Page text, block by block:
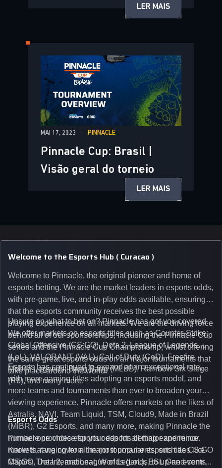
LER MAIS
MAI 17, 2023 PINNACLE
Pinnacle Cup: Brasil |
Visão geral do torneio
LER MAIS
Welcome to the Esports Hub ( Curacao )
Welcome to Pinnacle, the original pioneer and home of
esports betting. We are the market leaders in esports odds,
with pre-game, live, and in-play odds available, ensuring
that the esports community receives the best possible
playing experience on all markets. We are the driving force
behind all of our sponsorships, including the Pinnacle Cup
series and the Pinnacle Cup Championship, whilst offering
the same great esports odds on all major tournaments that
take place around the world.
Unsure on what to bet on? Pinnacle has got you covered.
We offer markets on esports titles such as Counter-Strike:
Global Offensive (CS:GO), Dota 2, League of Legends
(LoL), VALORANT (VAL), Call of Duty (CoD), Freefire,
Mobile Legends: Bang Bang (MLBB), Rainbow Six Siege
(R6), and many more.
Esports has continued to expand at an exceptional rate,
with more gaming titles adopting an esports model, and
more teams and tournaments than ever to broaden your
viewing experience. Pinnacle offers markets on the likes of
Astralis, NAVI, Team Liquid, TSM, Cloud9, Made in Brazil
(MiBR), G2 Esports, and many more, making Pinnacle the
number one choice for your esports betting experience.
Know that we cover all major tournaments, such as CS:GO
Majors, The International, Worlds (LoL), ESL One events,
Esports Odds
Pinnacle provides esports odds for all major and minor
markets, ranging from the most popular esports titles like
CS:GO, Dota 2, and League of Legends, to up-and-coming